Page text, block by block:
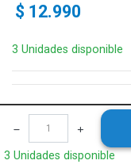
$ 12.990
3 Unidades disponible
3 Unidades disponible
Avenida